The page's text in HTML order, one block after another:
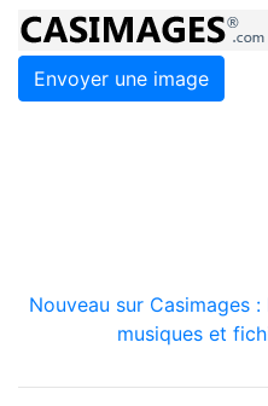
Envoyer une image
Nouveau sur Casimages
musiques et